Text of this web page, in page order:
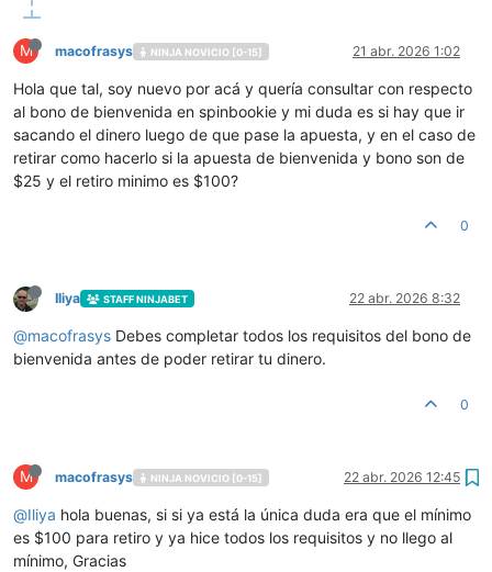
M macofrasys NINJA NOVICIO [0-15] 21 abr. 2026 1:02
Hola que tal, soy nuevo por acá y quería consultar con respecto
al bono de bienvenida en spinbookie y mi duda es si hay que ir
sacando el dinero luego de que pase la apuesta, y en el caso de
retirar como hacerlo si la apuesta de bienvenida y bono son de
$25 y el retiro minimo es $100?
0
Iliya STAFF NINJABET 22 abr. 2026 8:32
@macofrasys Debes completar todos los requisitos del bono de
bienvenida antes de poder retirar tu dinero.
0
M macofrasys NINJA NOVICIO [0-15] 22 abr. 2026 12:45
@Iliya hola buenas, si si ya está la única duda era que el mínimo
es $100 para retiro y ya hice todos los requisitos y no llego al
mínimo, Gracias